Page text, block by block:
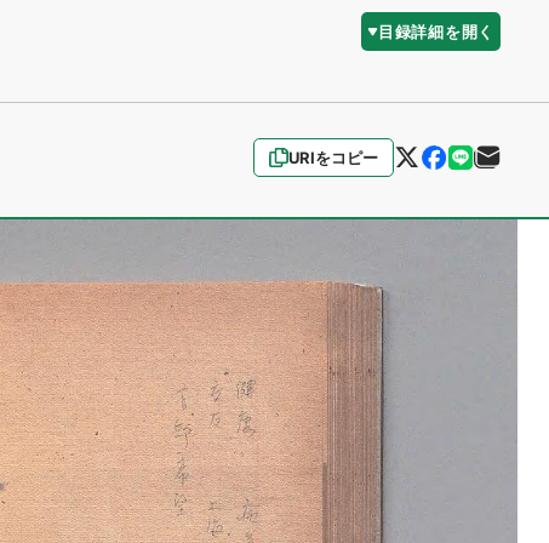
目録詳細を開く
URIをコピー